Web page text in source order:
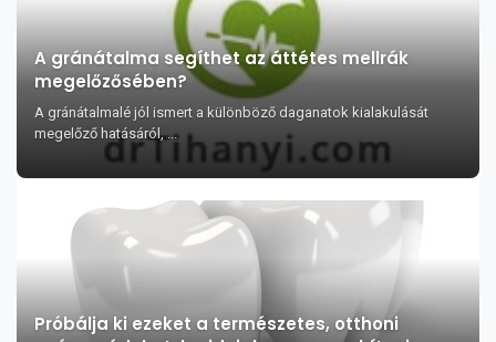
A gránátalma segíthet az áttétes mellrák
megelőzősében?
A gránátalmalé jól ismert a különböző daganatok kialakulását
megelőző hatásáról, ...
Próbálja ki ezeket a természetes, otthoni